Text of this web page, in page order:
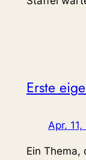
Erste
Apr. 11,
Ein Thema,